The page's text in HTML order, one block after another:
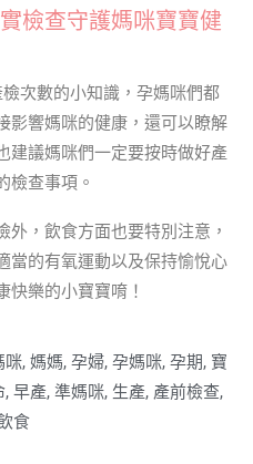
檢查守護媽咪寶寶健
次數的小知識，孕媽咪們都
影響媽咪的健康，還可以瞭解
建議媽咪們一定要按時做好產
檢查事項。
，飲食方面也要特別注意，
當的有氧運動以及保持愉悅心
快樂的小寶寶唷！
咪, 媽媽, 孕婦, 孕媽咪, 孕期, 寶
, 早產, 準媽咪, 生產, 產前檢查,
食